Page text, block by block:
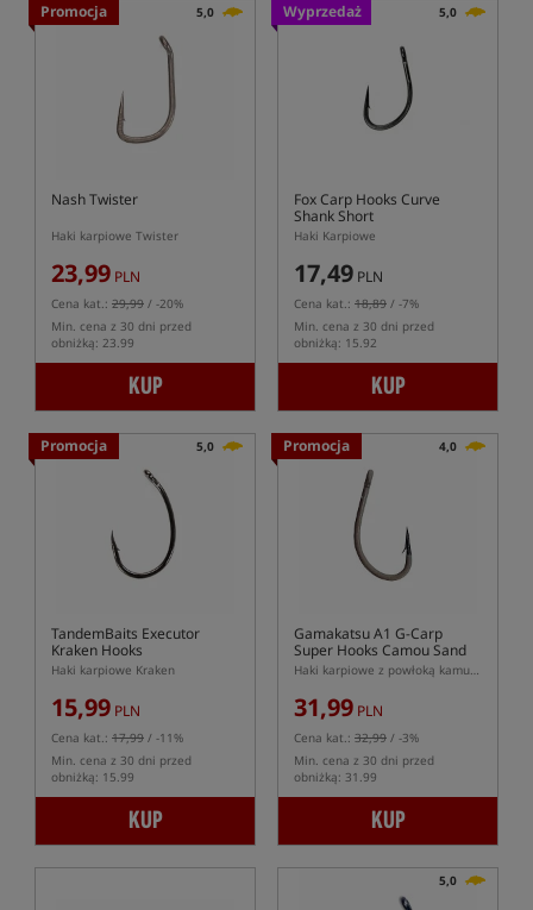
Promocja 5,0
Nash Twister
Haki karpiowe Twister
23,99 PLN
Cena kat.: 29,99 / -20%
Min. cena z 30 dni przed
obniżką: 23.99
KUP
Wyprzedaż 5,0
Fox Carp Hooks Curve
Shank Short
Haki Karpiowe
17,49 PLN
Cena kat.: 18,89 / -7%
Min. cena z 30 dni przed
obniżką: 15.92
KUP
Promocja 5,0
TandemBaits Executor
Kraken Hooks
Haki karpiowe Kraken
15,99 PLN
Cena kat.: 17,99 / -11%
Min. cena z 30 dni przed
obniżką: 15.99
KUP
Promocja 4,0
Gamakatsu A1 G-Carp
Super Hooks Camou Sand
Haki karpiowe z powłoką kamuflażu
31,99 PLN
Cena kat.: 32,99 / -3%
Min. cena z 30 dni przed
obniżką: 31.99
KUP
5,0